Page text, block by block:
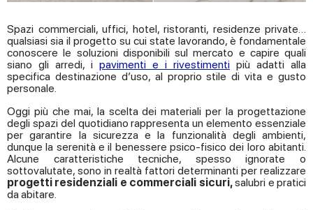
Spazi commerciali, uffici, hotel, ristoranti, residenze private…
qualsiasi sia il progetto su cui state lavorando, è fondamentale
conoscere le soluzioni disponibili sul mercato e capire quali
siano gli arredi, i pavimenti e i rivestimenti più adatti alla
specifica destinazione d’uso, al proprio stile di vita e gusto
personale.
Oggi più che mai, la scelta dei materiali per la progettazione
degli spazi del quotidiano rappresenta un elemento essenziale
per garantire la sicurezza e la funzionalità degli ambienti,
dunque la serenità e il benessere psico-fisico dei loro abitanti.
Alcune caratteristiche tecniche, spesso ignorate o
sottovalutate, sono in realtà fattori determinanti per realizzare
progetti residenziali e commerciali sicuri,salubri e pratici
da abitare.